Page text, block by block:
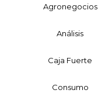
Agronegocios
Análisis
Caja Fuerte
Consumo